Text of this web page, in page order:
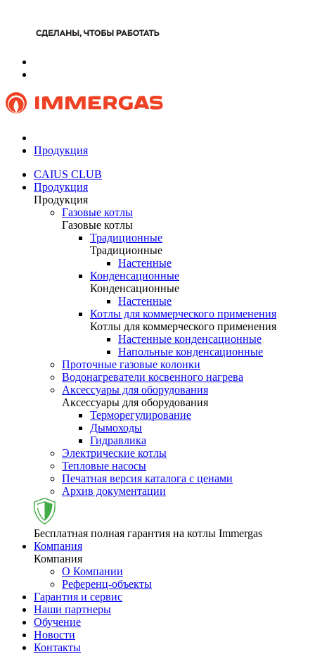
Продукция
CAIUS CLUB
Продукция
Продукция
Газовые котлы
Газовые котлы
Традиционные
Традиционные
Настенные
Конденсационные
Конденсационные
Настенные
Котлы для коммерческого применения
Котлы для коммерческого применения
Настенные конденсационные
Напольные конденсационные
Проточные газовые колонки
Водонагреватели косвенного нагрева
Аксессуары для оборудования
Аксессуары для оборудования
Терморегулирование
Дымоходы
Гидравлика
Электрические котлы
Тепловые насосы
Печатная версия каталога с ценами
Архив документации
Бесплатная полная гарантия на котлы Immergas
Компания
Компания
О Компании
Референц-объекты
Гарантия и сервис
Наши партнеры
Обучение
Новости
Контакты